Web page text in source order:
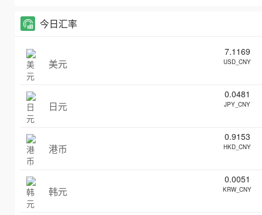
今日汇率
美元
7.1169
USD_CNY
日元
0.0481
JPY_CNY
港币
0.9153
HKD_CNY
韩元
0.0051
KRW_CNY